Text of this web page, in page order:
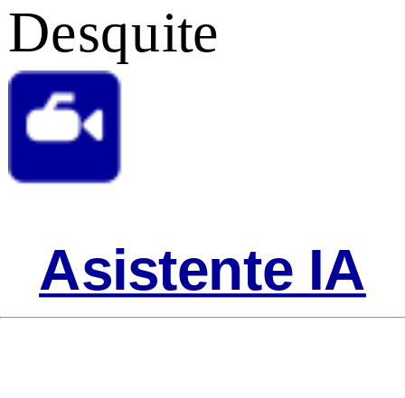
Desquite
Asistente IA